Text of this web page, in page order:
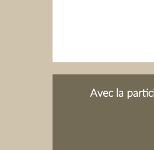
Avec la